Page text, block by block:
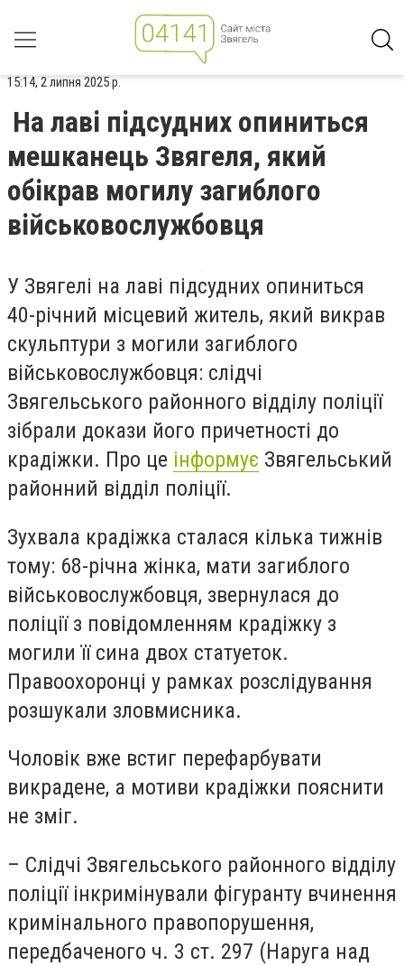
15:14, 2 липня 2025 р.
На лаві підсудних опиниться
мешканець Звягеля, який
обікрав могилу загиблого
військовослужбовця
У Звягелі на лаві підсудних опиниться
40-річний місцевий житель, який викрав
скульптури з могили загиблого
військовослужбовця: слідчі
Звягельського районного відділу поліції
зібрали докази його причетності до
крадіжки. Про це інформує Звягельський
районний відділ поліції.
Зухвала крадіжка сталася кілька тижнів
тому: 68-річна жінка, мати загиблого
військовослужбовця, звернулася до
поліції з повідомленням крадіжку з
могили її сина двох статуеток.
Правоохоронці у рамках розслідування
розшукали зловмисника.
Чоловік вже встиг перефарбувати
викрадене, а мотиви крадіжки пояснити
не зміг.
– Слідчі Звягельського районного відділу
поліції інкримінували фігуранту вчинення
кримінального правопорушення,
передбаченого ч. 3 ст. 297 (Наруга над